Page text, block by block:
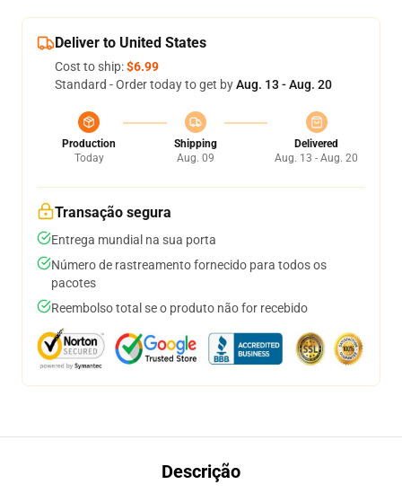
Deliver to United States
Cost to ship:$6.99
Standard - Order today to get byAug. 13 - Aug. 20
Production
Today
Shipping
Aug. 09
Delivered
Aug. 13 - Aug. 20
Transação segura
Entrega mundial na sua porta
Número de rastreamento fornecido para todos os
pacotes
Reembolso total se o produto não for recebido
Descrição